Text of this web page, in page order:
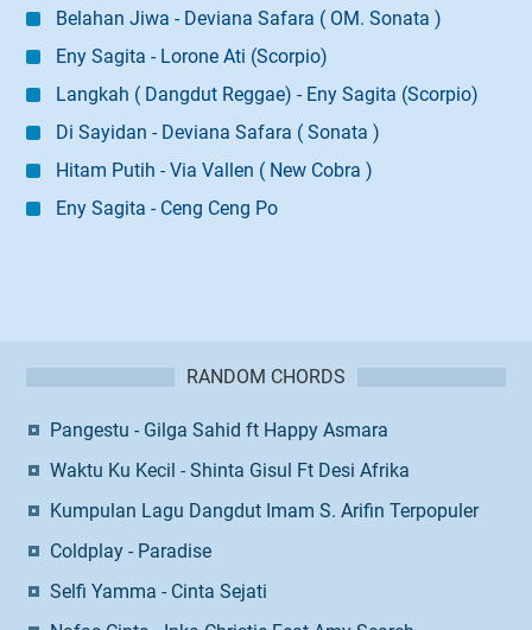
Belahan Jiwa - Deviana Safara ( OM. Sonata )
Eny Sagita - Lorone Ati (Scorpio)
Langkah ( Dangdut Reggae) - Eny Sagita (Scorpio)
Di Sayidan - Deviana Safara ( Sonata )
Hitam Putih - Via Vallen ( New Cobra )
Eny Sagita - Ceng Ceng Po
RANDOM CHORDS
Pangestu - Gilga Sahid ft Happy Asmara
Waktu Ku Kecil - Shinta Gisul Ft Desi Afrika
Kumpulan Lagu Dangdut Imam S. Arifin Terpopuler
Coldplay - Paradise
Selfi Yamma - Cinta Sejati